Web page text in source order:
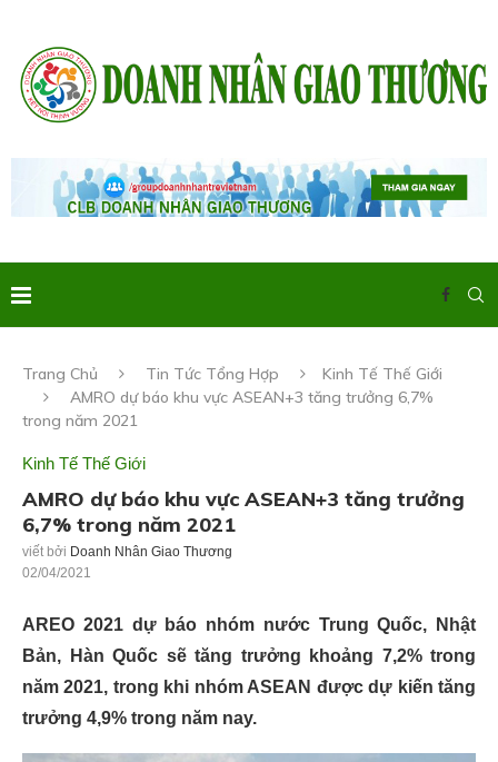
Trang Chủ Tin Tức Tổng Hợp
Kinh Tế Thế Giới
AMRO dự báo khu vực ASEAN+3 tăng trưởng 6,7%
trong năm 2021
Kinh Tế Thế Giới
AMRO dự báo khu vực ASEAN+3 tăng trưởng
6,7% trong năm 2021
viết bởi Doanh Nhân Giao Thương
02/04/2021
AREO 2021 dự báo nhóm nước Trung Quốc, Nhật
Bản, Hàn Quốc sẽ tăng trưởng khoảng 7,2% trong
năm 2021, trong khi nhóm ASEAN được dự kiến tăng
trưởng 4,9% trong năm nay.